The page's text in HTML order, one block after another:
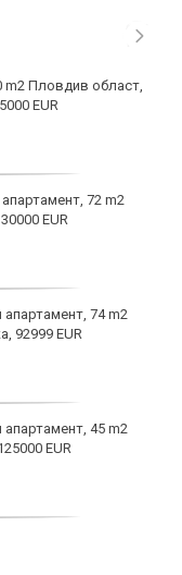
m2 Пловдив област,
EUR
72 m2
EUR
74 m2
92999 EUR
45 m2
EUR